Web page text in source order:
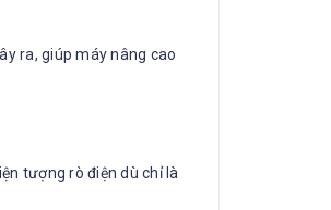
ra, giúp máy nâng cao
tượng rò điện dù chỉ là